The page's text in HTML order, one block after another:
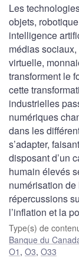
Les
objets,
intelligence
médias
virtuelle,
transforment le
cette
industrielles
numériques
dans les
s’adapter,
disposant d’un
humain élevés
numérisation
répercussions
l’inflation et la
Type(s) de
Banque du
O1 , O3, O33